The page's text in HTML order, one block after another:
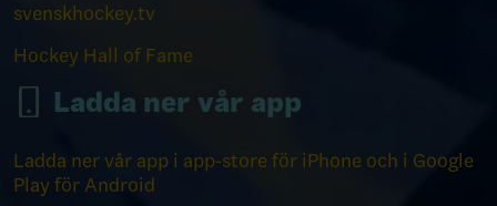
svenskhockey.tv
Hockey Hall of Fame
Ladda ner vår app
Ladda ner vår app i app-store för iPhone och i Google
Play för Android